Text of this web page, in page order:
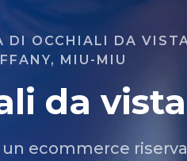
DI OCCHIALI DA
MIU-MIU
da vista
ecommerce